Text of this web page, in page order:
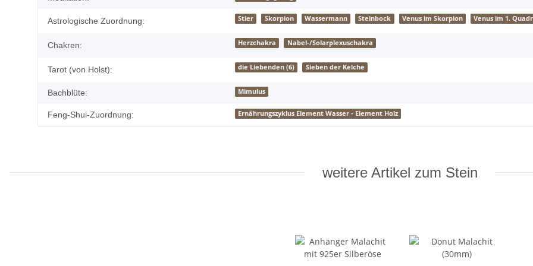
Astrologische Zuordnung: Stier Skorpion Wassermann Steinbock Venus im Skorpion Venus im 1.
Chakren: Herzchakra Nabel-/Solarplexuschakra
Tarot (von Holst): die Liebenden (6) Sieben der Kelche
Bachblüte: Mimulus
Feng-Shui-Zuordnung: Ernährungszyklus Element Wasser - Element Holz
weitere Artikel zum Stein